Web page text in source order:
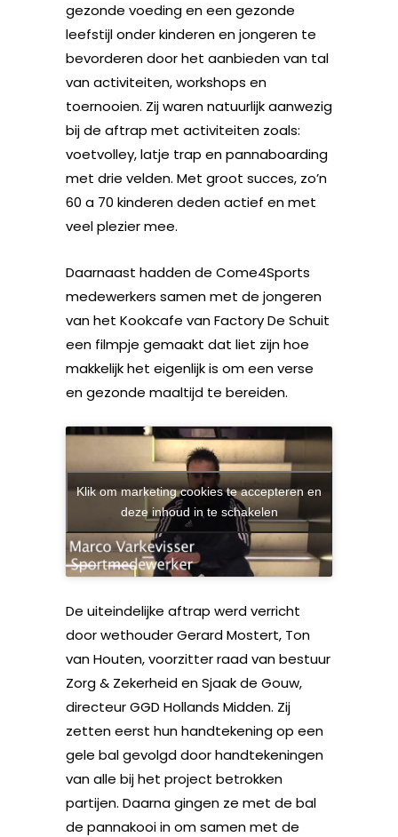
gezonde voeding en een gezonde
leefstijl onder kinderen en jongeren te
bevorderen door het aanbieden van tal
van activiteiten, workshops en
toernooien. Zij waren natuurlijk aanwezig
bij de aftrap met activiteiten zoals:
voetvolley, latje trap en pannaboarding
met drie velden. Met groot succes, zo’n
60 a 70 kinderen deden actief en met
veel plezier mee.
Daarnaast hadden de Come4Sports
medewerkers samen met de jongeren
van het Kookcafe van Factory De Schuit
een filmpje gemaakt dat liet zijn hoe
makkelijk het eigenlijk is om een verse
en gezonde maaltijd te bereiden.
Klik om marketing cookies te accepteren en
deze inhoud in te schakelen
De uiteindelijke aftrap werd verricht
door wethouder Gerard Mostert, Ton
van Houten, voorzitter raad van bestuur
Zorg & Zekerheid en Sjaak de Gouw,
directeur GGD Hollands Midden. Zij
zetten eerst hun handtekening op een
gele bal gevolgd door handtekeningen
van alle bij het project betrokken
partijen. Daarna gingen ze met de bal
de pannakooi in om samen met de